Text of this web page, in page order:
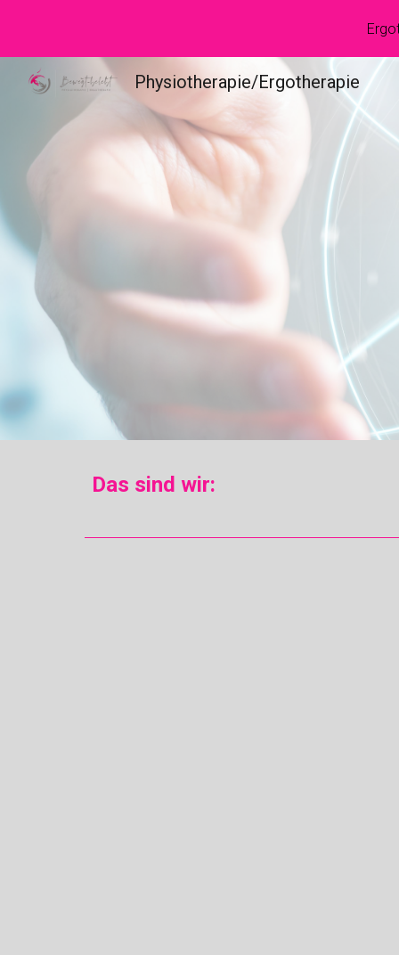
Physiotherapie/Ergotherapie
Das sind wir: